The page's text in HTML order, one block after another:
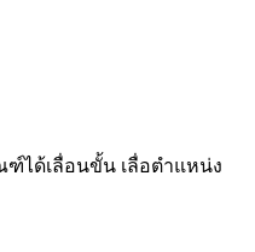
ฑ์ได้เลื่อนขั้น เลื่อตำแหน่ง